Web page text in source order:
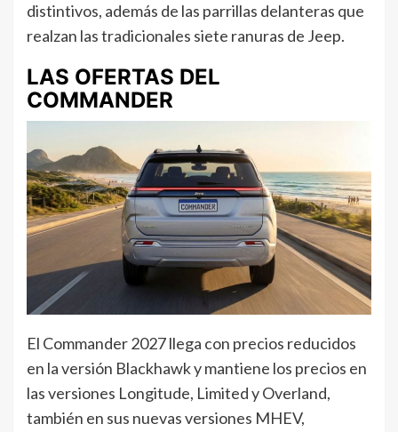
distintivos, además de las parrillas delanteras que
realzan las tradicionales siete ranuras de Jeep.
LAS OFERTAS DEL
COMMANDER
El Commander 2027 llega con precios reducidos
en la versión Blackhawk y mantiene los precios en
las versiones Longitude, Limited y Overland,
también en sus nuevas versiones MHEV,